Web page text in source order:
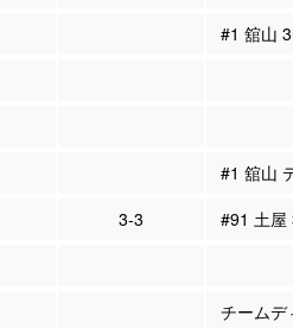
#1 舘山
#1 舘山
3-3
#91 土屋
チームデ